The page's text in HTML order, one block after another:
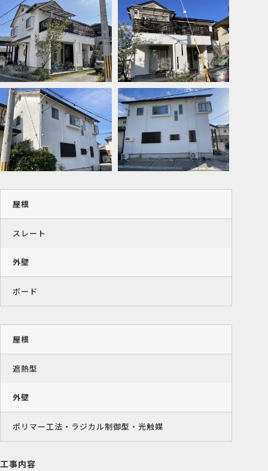
屋根
スレート
外壁
ボード
屋根
遮熱型
外壁
ポリマー工法・ラジカル制御型・光触媒
工事内容